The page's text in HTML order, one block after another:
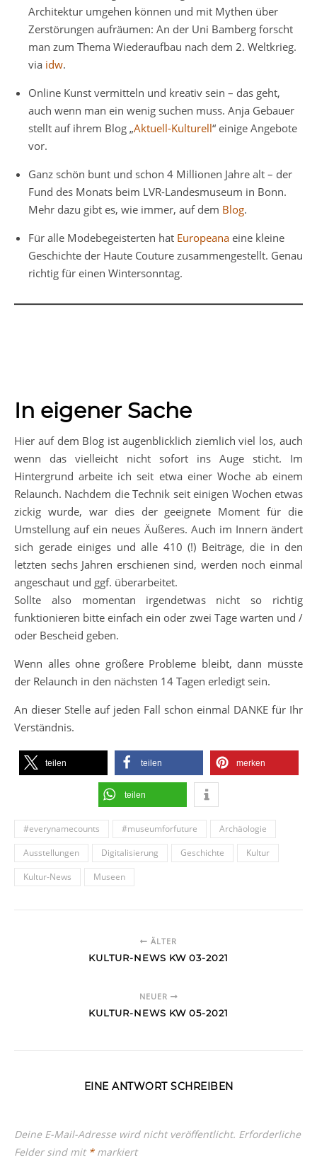
Architektur umgehen können und mit Mythen über
Zerstörungen aufräumen: An der Uni Bamberg forscht
man zum Thema Wiederaufbau nach dem 2. Weltkrieg.
via idw.
Online Kunst vermitteln und kreativ sein – das geht,
auch wenn man ein wenig suchen muss. Anja Gebauer
stellt auf ihrem Blog „Aktuell-Kulturell“ einige Angebote
vor.
Ganz schön bunt und schon 4 Millionen Jahre alt – der
Fund des Monats beim LVR-Landesmuseum in Bonn.
Mehr dazu gibt es, wie immer, auf dem Blog.
Für alle Modebegeisterten hat Europeana eine kleine
Geschichte der Haute Couture zusammengestellt. Genau
richtig für einen Wintersonntag.
In eigener Sache
Hier auf dem Blog ist augenblicklich ziemlich viel los, auch
wenn das vielleicht nicht sofort ins Auge sticht. Im
Hintergrund arbeite ich seit etwa einer Woche ab einem
Relaunch. Nachdem die Technik seit einigen Wochen etwas
zickig wurde, war dies der geeignete Moment für die
Umstellung auf ein neues Äußeres. Auch im Innern ändert
sich gerade einiges und alle 410 (!) Beiträge, die in den
letzten sechs Jahren erschienen sind, werden noch einmal
angeschaut und ggf. überarbeitet.
Sollte also momentan irgendetwas nicht so richtig
funktionieren bitte einfach ein oder zwei Tage warten und /
oder Bescheid geben.
Wenn alles ohne größere Probleme bleibt, dann müsste
der Relaunch in den nächsten 14 Tagen erledigt sein.
An dieser Stelle auf jeden Fall schon einmal DANKE für Ihr
Verständnis.
teilen teilen merken
teilen
#everynamecounts #museumforfuture
Archäologie
Ausstellungen
Digitalisierung Geschichte
Kultur
Kultur-News
Museen
ÄLTER
KULTUR-NEWS KW 03-2021
NEUER
KULTUR-NEWS KW 05-2021
EINE ANTWORT SCHREIBEN
Deine E-Mail-Adresse wird nicht veröffentlicht. Erforderliche
Felder sind mit *markiert